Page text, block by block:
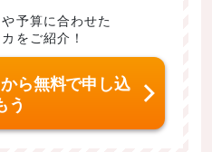
予算に合わせた
をご紹介！
ら無料で申し込
う